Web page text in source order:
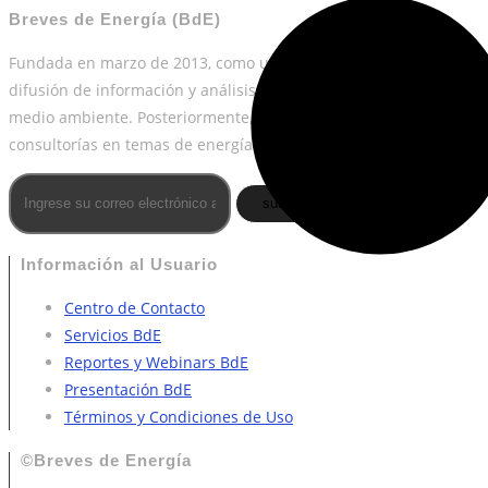
Breves de Energía (BdE)
Fundada en marzo de 2013, como una plataforma de desarrollo y
difusión de información y análisis estratégico en temas de
medio ambiente. Posteriormente, en 2018 sumó los servicios de
consultorías en temas de energía.
suscribirme
Información al Usuario
Centro de Contacto
Servicios BdE
Reportes y Webinars BdE
Presentación BdE
Términos y Condiciones de Uso
©Breves de Energía